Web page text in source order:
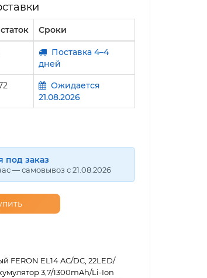
Сроки
Поставка 4–4
дней
Ожидается
21.08.2026
под заказ
— самовывоз с 21.08.2026
FERON EL14 AC/DC, 22LED/
3,7/1300mAh/Li-Ion